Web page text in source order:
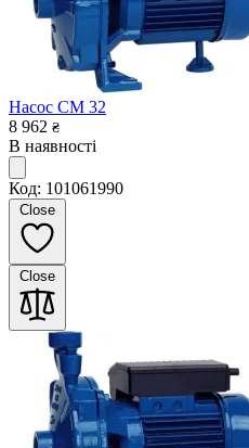
Насос CM 32
8 962 ₴
В наявності
Код: 101061990
Close
Close